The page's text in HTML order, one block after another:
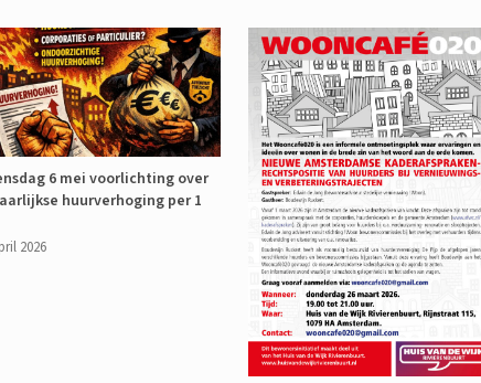
6 mei voorlichting over
huurverhoging per 1
2026